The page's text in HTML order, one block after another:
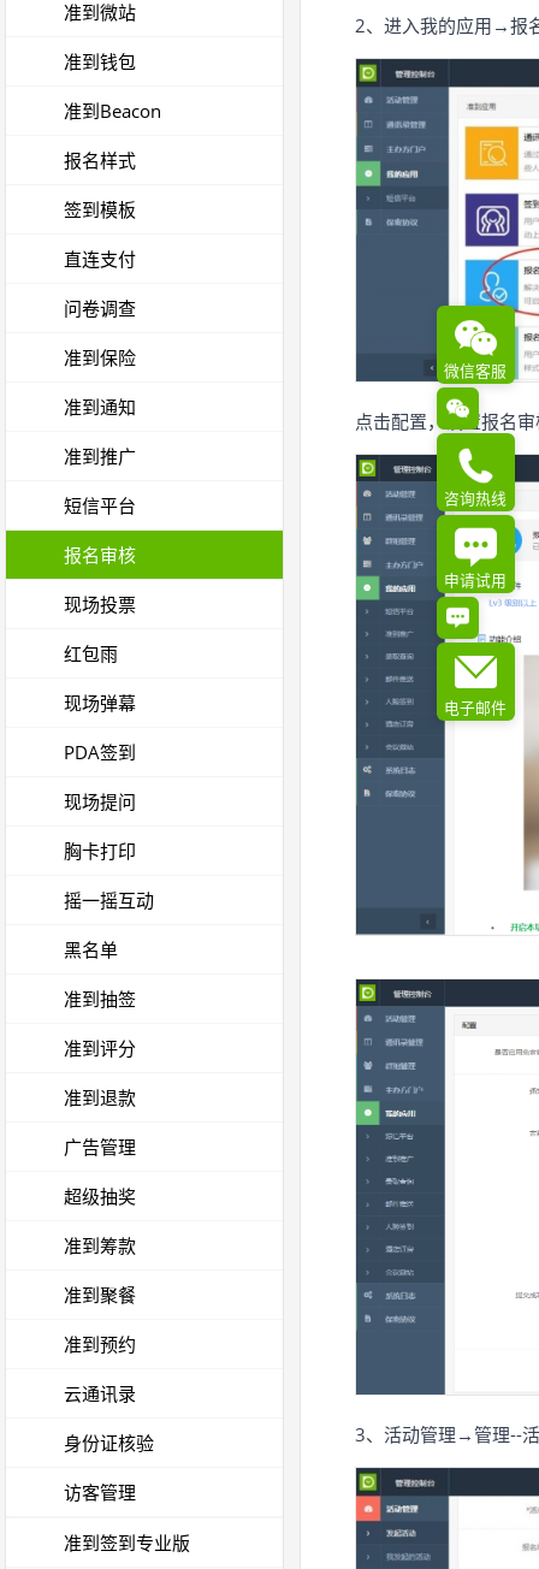
微信客服
咨询热线
申请试用
电子邮件
准到微站
准到钱包
准到Beacon
报名样式
签到模板
直连支付
问卷调查
准到保险
准到通知
准到推广
短信平台
报名审核
现场投票
红包雨
现场弹幕
PDA签到
现场提问
胸卡打印
摇一摇互动
黑名单
准到抽签
准到评分
准到退款
广告管理
超级抽奖
准到筹款
准到聚餐
准到预约
云通讯录
身份证核验
访客管理
准到签到专业版
2、进入我的应用→报
点击配置，设置报名
3、活动管理→管理--